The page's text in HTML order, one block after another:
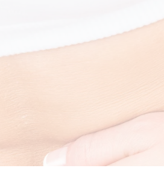
ощущения
диагностика,
Сердечно-
возраст,
причины,